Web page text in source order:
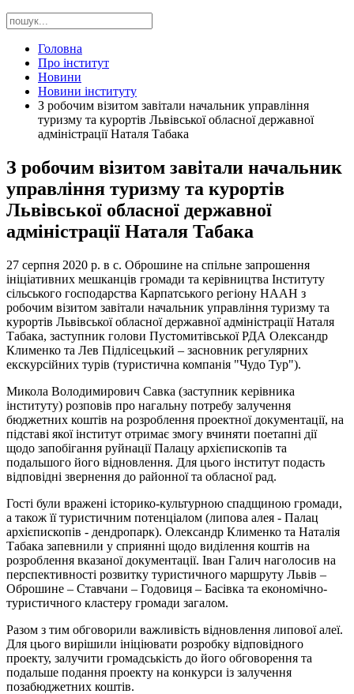
Головна
Про інститут
Новини
Новини інституту
З робочим візитом завітали начальник управління
туризму та курортів Львівської обласної державної
адміністрації Наталя Табака
З робочим візитом завітали начальник
управління туризму та курортів
Львівської обласної державної
адміністрації Наталя Табака
27 серпня 2020 р. в с. Оброшине на спільне запрошення
ініціативних мешканців громади та керівництва Інституту
сільського господарства Карпатського регіону НААН з
робочим візитом завітали начальник управління туризму та
курортів Львівської обласної державної адміністрації Наталя
Табака, заступник голови Пустомитівської РДА Олександр
Клименко та Лев Підлісецький ‒ засновник регулярних
екскурсійних турів (туристична компанія "Чудо Тур").
Микола Володимирович Савка (заступник керівника
інституту) розповів про нагальну потребу залучення
бюджетних коштів на розроблення проектної документації, на
підставі якої інститут отримає змогу вчиняти поетапні дії
щодо запобігання руйнації Палацу архієпископів та
подальшого його відновлення. Для цього інститут подасть
відповідні звернення до районної та обласної рад.
Гості були вражені історико-культурною спадщиною громади,
а також її туристичним потенціалом (липова алея - Палац
архієпископів - дендропарк). Олександр Клименко та Наталія
Табака запевнили у сприянні щодо виділення коштів на
розроблення вказаної документації. Іван Галич наголосив на
перспективності розвитку туристичного маршруту Львів –
Оброшине – Ставчани – Годовиця ‒ Басівка та економічно-
туристичного кластеру громади загалом.
Разом з тим обговорили важливість відновлення липової алеї.
Для цього вирішили ініціювати розробку відповідного
проекту, залучити громадськість до його обговорення та
подальше подання проекту на конкурси із залучення
позабюджетних коштів.